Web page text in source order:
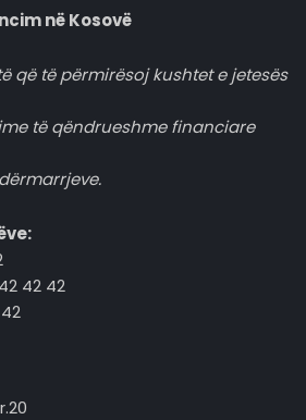
në Kosovë
që të përmirësoj kushtet e jetesës
të qëndrueshme financiare
42 42